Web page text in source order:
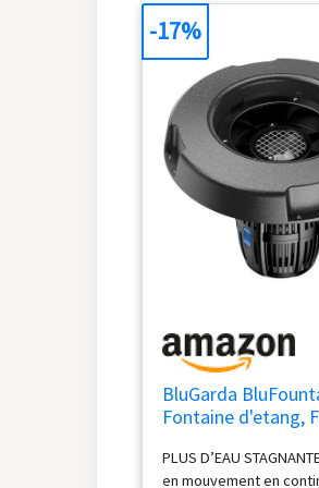
BluGarda
Fontaine d'etang,
Poisson, Flottant,
PLUS D’EAU
en mouvement en
-17%